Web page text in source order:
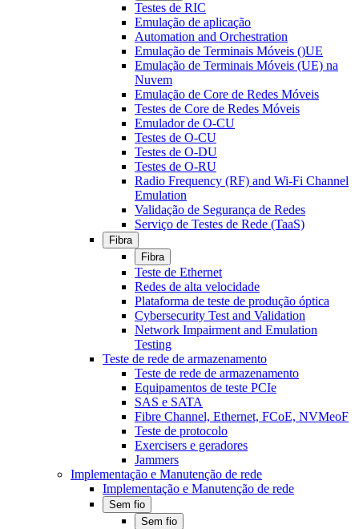
Testes de RIC
Emulação de aplicação
Automation and Orchestration
Emulação de Terminais Móveis ()UE
Emulação de Terminais Móveis (UE) na
Nuvem
Emulação de Core de Redes Móveis
Testes de Core de Redes Móveis
Emulador de O-CU
Testes de O-CU
Testes de O-DU
Testes de O-RU
Radio Frequency (RF) and Wi-Fi Channel
Emulation
Validação de Segurança de Redes
Serviço de Testes de Rede (TaaS)
Fibra
Fibra
Teste de Ethernet
Redes de alta velocidade
Plataforma de teste de produção óptica
Cybersecurity Test and Validation
Network Impairment and Emulation
Testing
Teste de rede de armazenamento
Teste de rede de armazenamento
Equipamentos de teste PCIe
SAS e SATA
Fibre Channel, Ethernet, FCoE, NVMeoF
Teste de protocolo
Exercisers e geradores
Jammers
Implementação e Manutenção de rede
Implementação e Manutenção de rede
Sem fio
Sem fio